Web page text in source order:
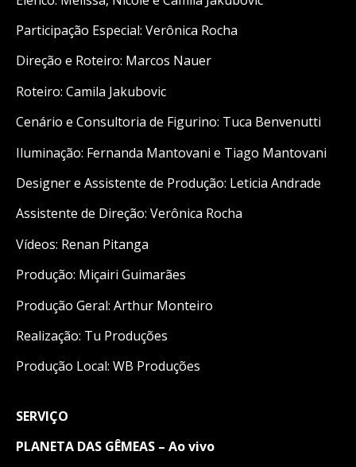
Participação Especial: Verônica Rocha
Direção e Roteiro: Marcos Nauer
Roteiro: Camila Jakubovic
Cenário e Consultoria de Figurino: Tuca Benvenutti
Iluminação: Fernanda Mantovani e Tiago Mantovani
Designer e Assistente de Produção: Leticia Andrade
Assistente de Direção: Verônica Rocha
Vídeos: Renan Pitanga
Produção: Miçairi Guimarães
Produção Geral: Arthur Monteiro
Realização: Tu Produções
Produção Local: WB Produções
SERVIÇO
PLANETA DAS GÊMEAS – Ao vivo